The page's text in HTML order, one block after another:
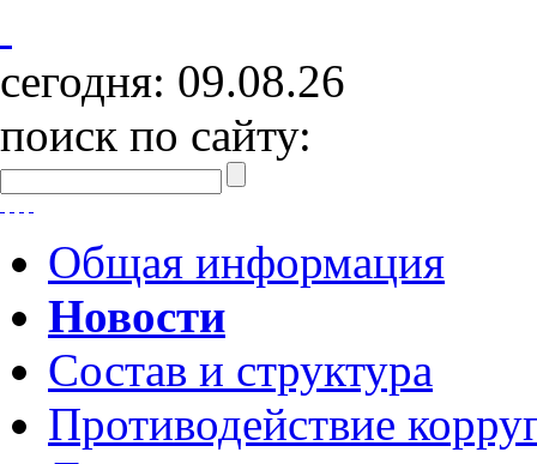
сегодня: 09.08.26
поиск по сайту:
Общая информация
Новости
Состав и структура
Противодействие